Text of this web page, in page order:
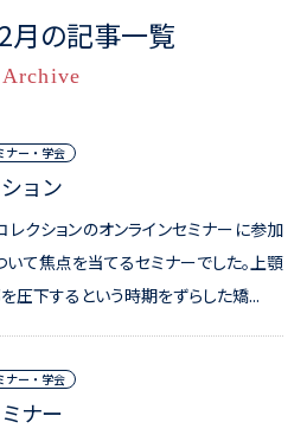
月の記事一覧
Archive
ナー・学会
ョン
クションのオンラインセミナーに参加
いて焦点を当てるセミナーでした。上顎
圧下するという時期をずらした矯...
ナー・学会
ナー